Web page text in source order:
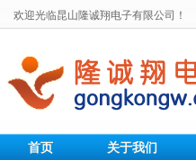
欢迎光临昆山隆诚翔电子有限公司！
首页 关于我们